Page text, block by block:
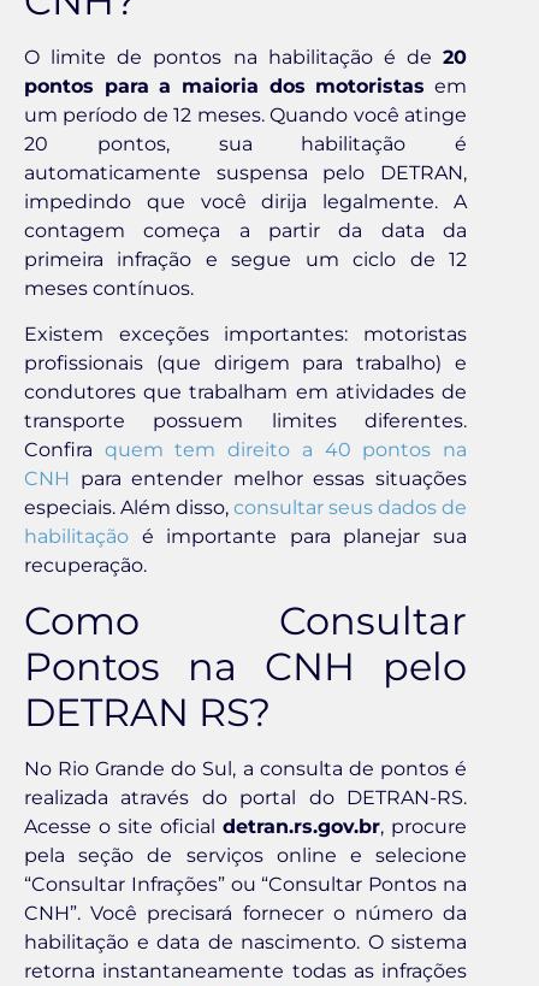
O limite de pontos na habilitação é de 20
pontos para a maioria dos motoristas em
um período de 12 meses. Quando você atinge
20 pontos, sua habilitação é
automaticamente suspensa pelo DETRAN,
impedindo que você dirija legalmente. A
contagem começa a partir da data da
primeira infração e segue um ciclo de 12
meses contínuos.
Existem exceções importantes: motoristas
profissionais (que dirigem para trabalho) e
condutores que trabalham em atividades de
transporte possuem limites diferentes.
Confira quem tem direito a 40 pontos na
CNH para entender melhor essas situações
especiais. Além disso, consultar seus dados de
habilitação é importante para planejar sua
recuperação.
Como Consultar
Pontos na CNH pelo
DETRAN RS?
No Rio Grande do Sul, a consulta de pontos é
realizada através do portal do DETRAN-RS.
Acesse o site oficial detran.rs.gov.br, procure
pela seção de serviços online e selecione
“Consultar Infrações” ou “Consultar Pontos na
CNH”. Você precisará fornecer o número da
habilitação e data de nascimento. O sistema
retorna instantaneamente todas as infrações